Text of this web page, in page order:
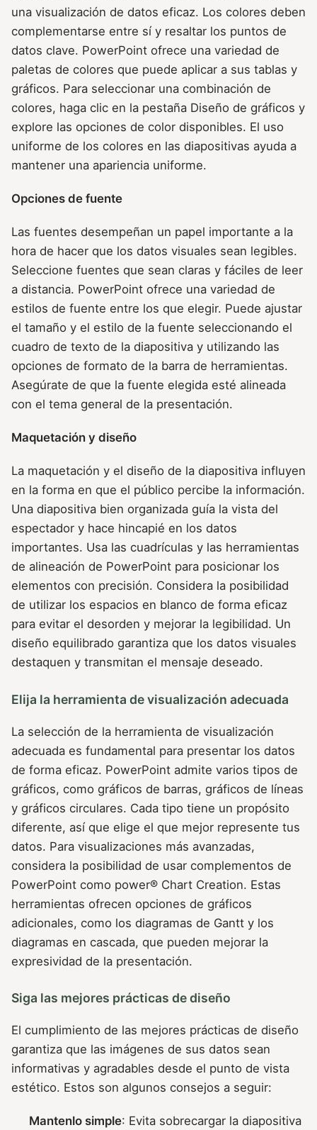
una visualización de datos eficaz. Los colores deben
complementarse entre sí y resaltar los puntos de
datos clave. PowerPoint ofrece una variedad de
paletas de colores que puede aplicar a sus tablas y
gráficos. Para seleccionar una combinación de
colores, haga clic en la pestaña Diseño de gráficos y
explore las opciones de color disponibles. El uso
uniforme de los colores en las diapositivas ayuda a
mantener una apariencia uniforme.
Opciones de fuente
Las fuentes desempeñan un papel importante a la
hora de hacer que los datos visuales sean legibles.
Seleccione fuentes que sean claras y fáciles de leer
a distancia. PowerPoint ofrece una variedad de
estilos de fuente entre los que elegir. Puede ajustar
el tamaño y el estilo de la fuente seleccionando el
cuadro de texto de la diapositiva y utilizando las
opciones de formato de la barra de herramientas.
Asegúrate de que la fuente elegida esté alineada
con el tema general de la presentación.
Maquetación y diseño
La maquetación y el diseño de la diapositiva influyen
en la forma en que el público percibe la información.
Una diapositiva bien organizada guía la vista del
espectador y hace hincapié en los datos
importantes. Usa las cuadrículas y las herramientas
de alineación de PowerPoint para posicionar los
elementos con precisión. Considera la posibilidad
de utilizar los espacios en blanco de forma eficaz
para evitar el desorden y mejorar la legibilidad. Un
diseño equilibrado garantiza que los datos visuales
destaquen y transmitan el mensaje deseado.
Elija la herramienta de visualización adecuada
La selección de la herramienta de visualización
adecuada es fundamental para presentar los datos
de forma eficaz. PowerPoint admite varios tipos de
gráficos, como gráficos de barras, gráficos de líneas
y gráficos circulares. Cada tipo tiene un propósito
diferente, así que elige el que mejor represente tus
datos. Para visualizaciones más avanzadas,
considera la posibilidad de usar complementos de
PowerPoint como power® Chart Creation. Estas
herramientas ofrecen opciones de gráficos
adicionales, como los diagramas de Gantt y los
diagramas en cascada, que pueden mejorar la
expresividad de la presentación.
Siga las mejores prácticas de diseño
El cumplimiento de las mejores prácticas de diseño
garantiza que las imágenes de sus datos sean
informativas y agradables desde el punto de vista
estético. Estos son algunos consejos a seguir:
Mantenlo simple: Evita sobrecargar la diapositiva